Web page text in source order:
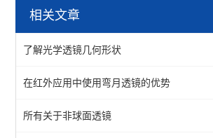
光学元件
相关文章
了解光学透镜几何形状
在红外应用中使用弯月透镜的优势
所有关于非球面透镜